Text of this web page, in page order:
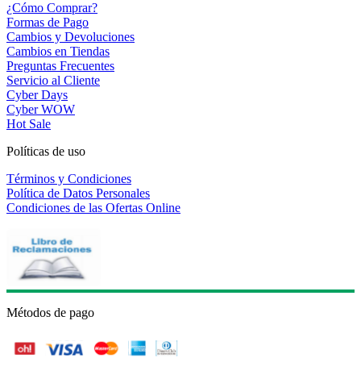
¿Cómo Comprar?
Formas de Pago
Cambios y Devoluciones
Cambios en Tiendas
Preguntas Frecuentes
Servicio al Cliente
Cyber Days
Cyber WOW
Hot Sale
Políticas de uso
Términos y Condiciones
Política de Datos Personales
Condiciones de las Ofertas Online
Métodos de pago